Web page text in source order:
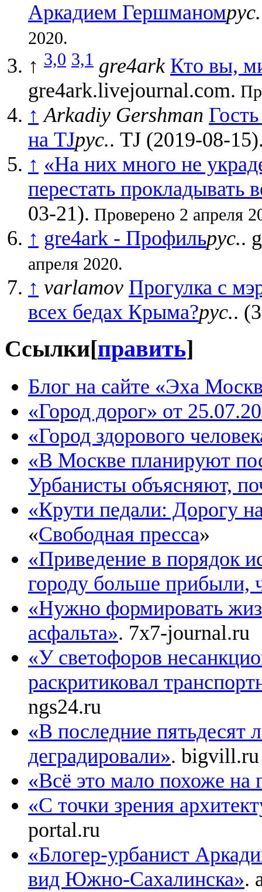
Аркадием Гершманомрус.
2020.
↑ 3,0 3,1 gre4ark Кто вы,
gre4ark.livejournal.com.
↑ Arkadiy Gershman
на TJрус.. TJ (2019-08-
↑ «На них много не
перестать прокладывать
03-21). Проверено 2 апреля
↑ gre4ark - Профильрус..
апреля 2020.
↑ varlamov Прогулка с
всех бедах Крыма?рус..
Ссылки [править]
Блог на сайте «Эха
«Город дорог» от
«Город здорового
«В Москве планируют
Урбанисты объясняют,
«Крути педали: Дорогу
«Свободная пресса»
«Приведение в порядок
городу больше прибыли,
«Нужно формировать
асфальта». 7x7-journal.ru
«У светофоров
раскритиковал
ngs24.ru
«В последние пятьдесят
деградировали». bigvill.ru
«Всё это мало похоже на
«С точки зрения
portal.ru
«Блогер-урбанист
вид Южно-Сахалинска».